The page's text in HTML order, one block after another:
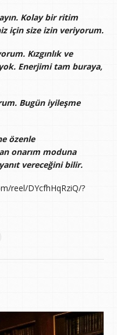
Kolay bir ritim
için size izin veriyorum.
Kızgınlık ve
Enerjimi tam buraya,
Bugün iyileşme
özenle
onarım moduna
vereceğini bilir.
reel/DYcfhHqRziQ/?